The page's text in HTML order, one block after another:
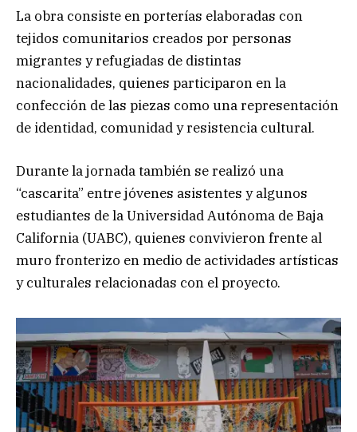
La obra consiste en porterías elaboradas con
tejidos comunitarios creados por personas
migrantes y refugiadas de distintas
nacionalidades, quienes participaron en la
confección de las piezas como una representación
de identidad, comunidad y resistencia cultural.
Durante la jornada también se realizó una
“cascarita” entre jóvenes asistentes y algunos
estudiantes de la Universidad Autónoma de Baja
California (UABC), quienes convivieron frente al
muro fronterizo en medio de actividades artísticas
y culturales relacionadas con el proyecto.